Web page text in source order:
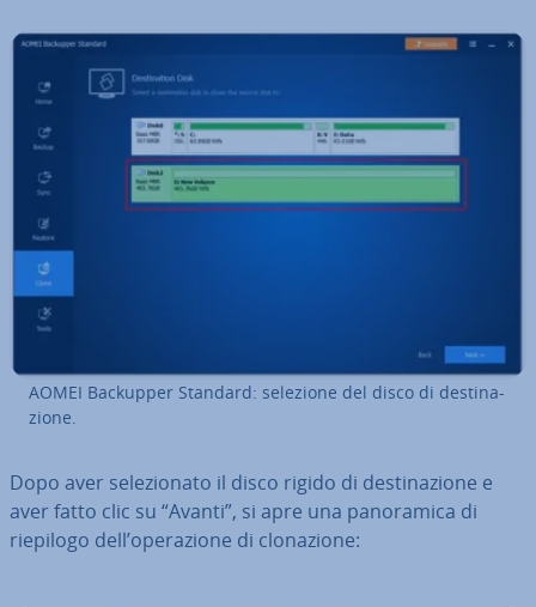
AOMEI Backupper Standard: selezione del disco di de­sti­na­
zio­ne.
Dopo aver se­le­zio­na­to il disco rigido di de­sti­na­zio­ne e
aver fatto clic su “Avanti”, si apre una pa­no­ra­mi­ca di
riepilogo dell’ope­ra­zio­ne di clo­na­zio­ne: